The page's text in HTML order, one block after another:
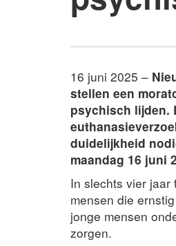
16 juni 2025 –
stellen een
psychisch lijden.
duidelijkheid
maandag 16 juni
In slechts vier
mensen die
jonge mensen
zorgen.